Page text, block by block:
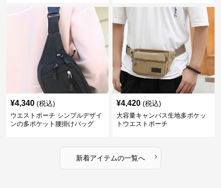
¥4,340 (税込)
ウエストポーチ シンプルデザイ
ンの多ポケット腰掛けバッグ
¥4,420 (税込)
大容量キャンバス生地多ポケッ
トウエストポーチ
新着アイテムの一覧へ ›